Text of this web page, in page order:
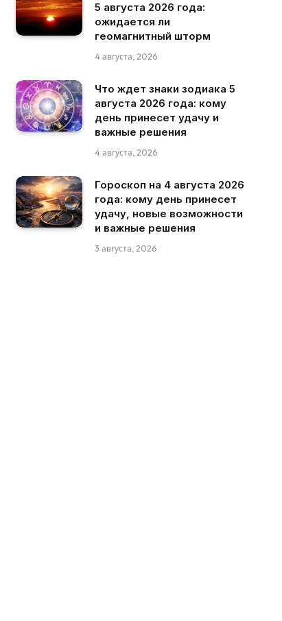
5 августа 2026 года:
ожидается ли
геомагнитный шторм
4 августа, 2026
Что ждет знаки зодиака 5
августа 2026 года: кому
день принесет удачу и
важные решения
4 августа, 2026
Гороскоп на 4 августа 2026
года: кому день принесет
удачу, новые возможности
и важные решения
3 августа, 2026